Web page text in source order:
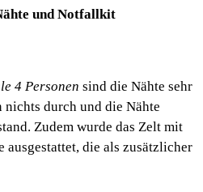
und Notfallkit
4 Personen sind die Nähte sehr
durch und die Nähte
Zudem wurde das Zelt mit
die als zusätzlicher